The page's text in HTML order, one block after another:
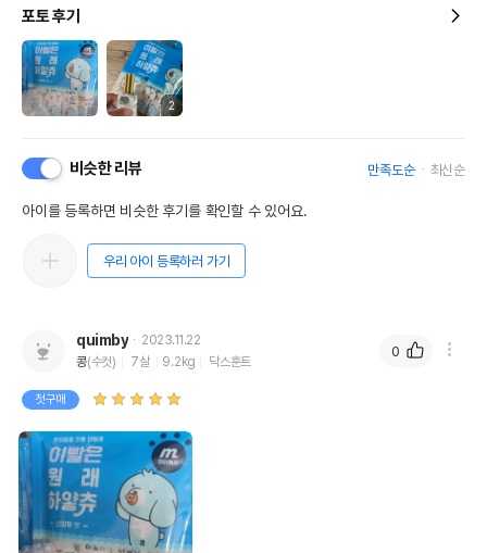
포토 후기
2
비슷한 리뷰 만족도순 최신순
아이를 등록하면 비슷한 후기를 확인할 수 있어요.
우리 아이 등록하러 가기
quimby
2023.11.22
콩(수컷) 7살 9.2kg 닥스훈트
첫구매
0